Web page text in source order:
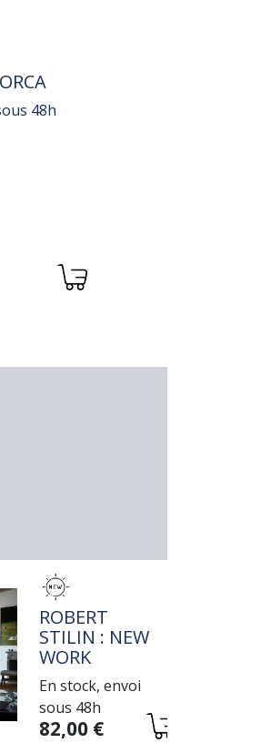
48h
TITRE
ROBERT
STILIN : NEW
WORK
En stock, envoi
sous 48h
Variations
82,00 €